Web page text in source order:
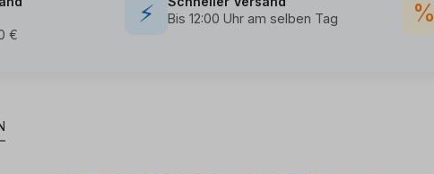
€
⚡
Bis 12:00 Uhr am selben Tag
%